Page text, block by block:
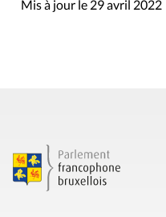
Mis à jour le 29 avril 2022